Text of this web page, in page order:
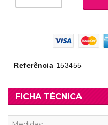
Referência 153455
FICHA TÉCNICA